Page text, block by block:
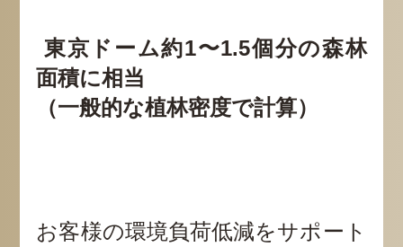
️ 東京ドーム約1〜1.5個分の森林
面積に相当
（一般的な植林密度で計算）
お客様の環境負荷低減をサポート